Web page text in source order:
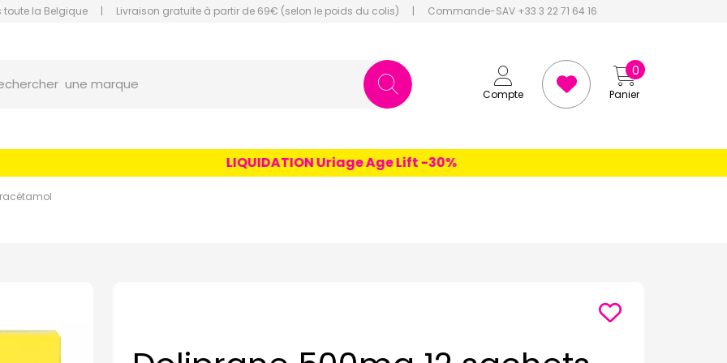
toute la Belgique | Livraison gratuite à partir de 69€ (selon le poids du colis) | Commande-SAV +33 3 22 71 64 16
Compte Panier
0
un conseil
LIQUIDATION Uriage Age Lift -30%